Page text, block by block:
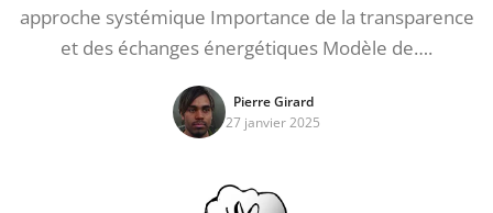
approche systémique Importance de la transparence
et des échanges énergétiques Modèle de….
Pierre Girard
27 janvier 2025